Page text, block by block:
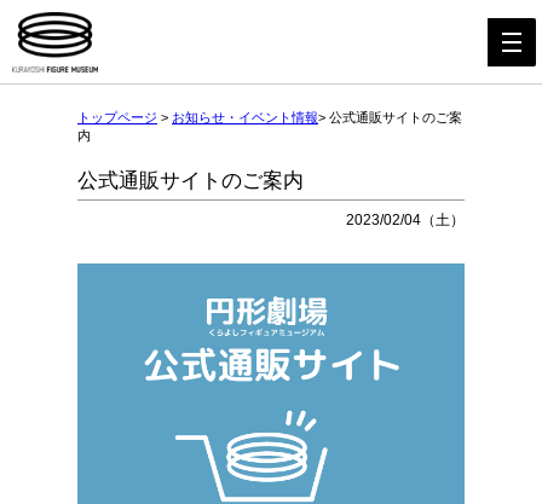
トップページ > お知らせ・イベント情報> 公式通販サイトのご案
内
公式通販サイトのご案内
2023/02/04（土）